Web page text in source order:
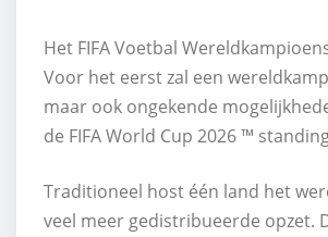
Het FIFA Voetbal
Voor het eerst zal een
maar ook ongekende
de FIFA World Cup 2026 ™
Traditioneel host één land het
veel meer gedistribueerde opzet.